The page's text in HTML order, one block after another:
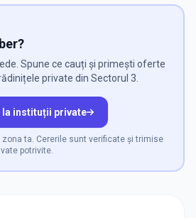
Spune ce cauți și primești oferte
private din Sectorul 3.
la instituții private
ta. Cererile sunt verificate și trimise
potrivite.